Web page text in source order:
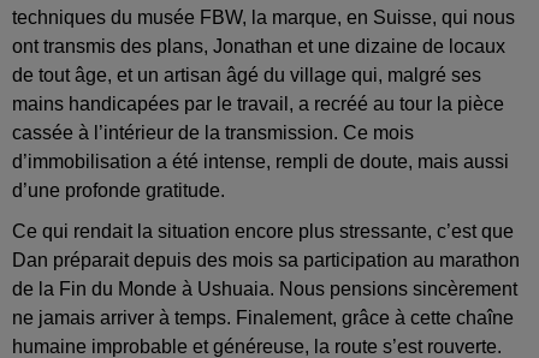
techniques du musée FBW, la marque, en Suisse, qui nous
ont transmis des plans, Jonathan et une dizaine de locaux
de tout âge, et un artisan âgé du village qui, malgré ses
mains handicapées par le travail, a recréé au tour la pièce
cassée à l’intérieur de la transmission. Ce mois
d’immobilisation a été intense, rempli de doute, mais aussi
d’une profonde gratitude.
Ce qui rendait la situation encore plus stressante, c’est que
Dan préparait depuis des mois sa participation au marathon
de la Fin du Monde à Ushuaia. Nous pensions sincèrement
ne jamais arriver à temps. Finalement, grâce à cette chaîne
humaine improbable et généreuse, la route s’est rouverte.